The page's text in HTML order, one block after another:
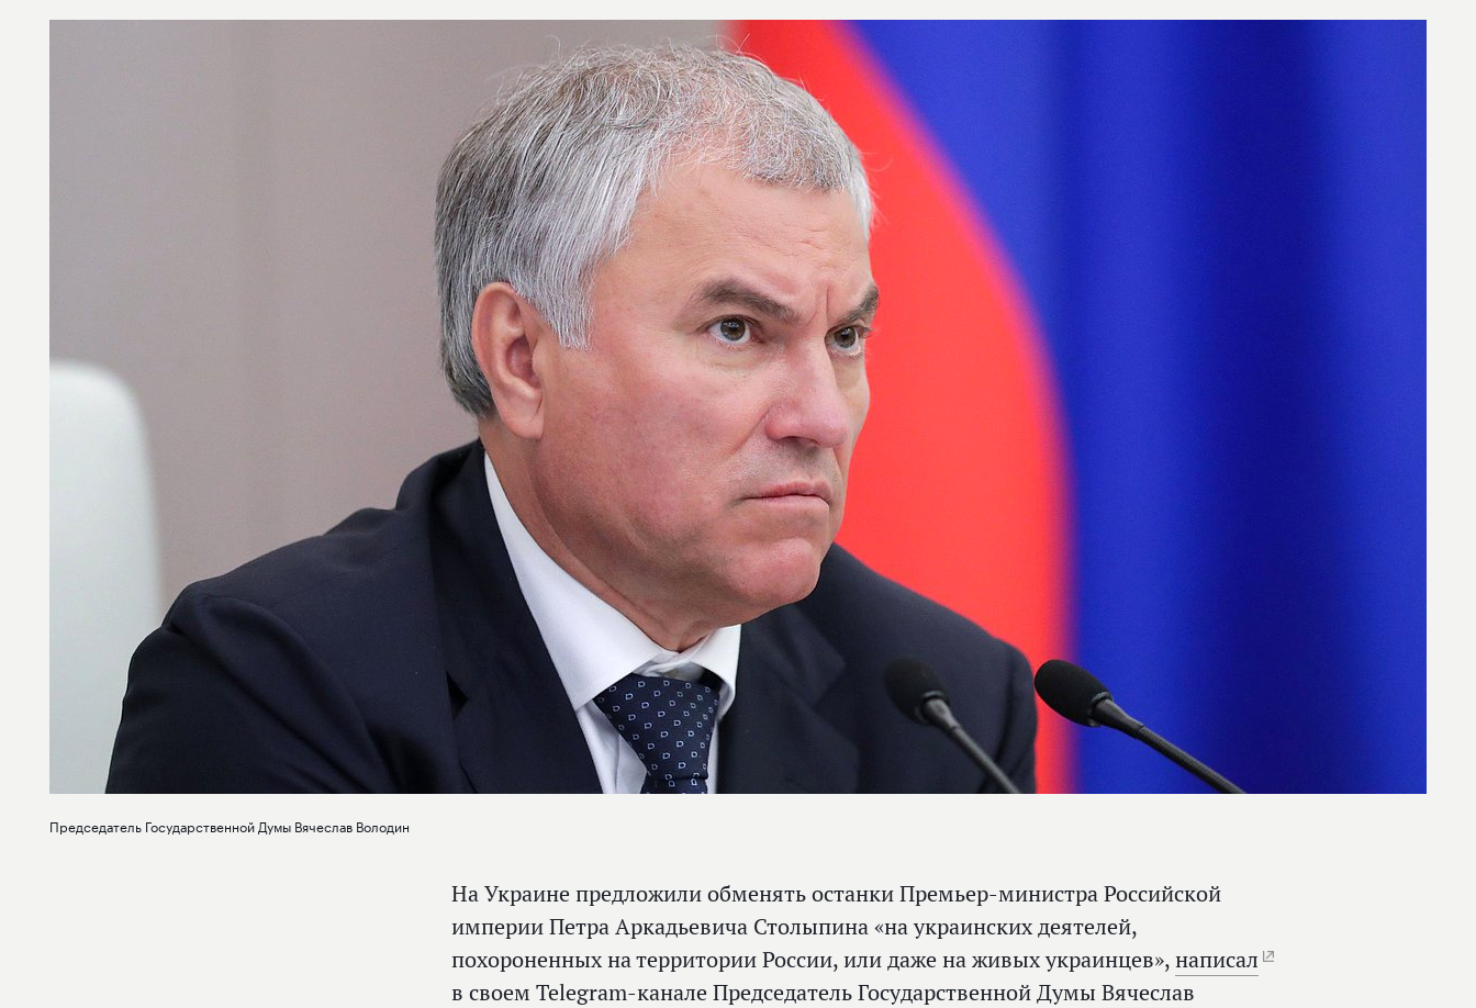
Председатель Государственной Думы Вячеслав Володин
На Украине предложили обменять останки Премьер-министра Российской
империи Петра Аркадьевича Столыпина «на украинских деятелей,
похороненных на территории России, или даже на живых украинцев»,написал
в своем Telegram-канале Председатель Государственной Думы Вячеслав